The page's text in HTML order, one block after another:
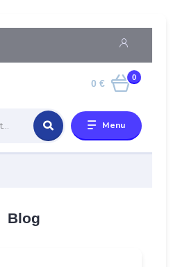
Menu
0
0 €
Blog